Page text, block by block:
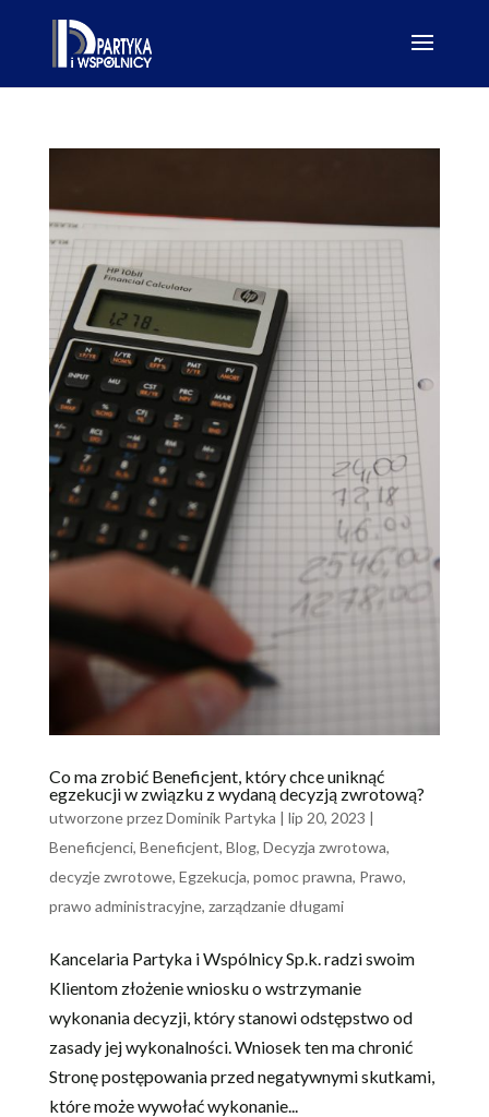
Co ma zrobić Beneficjent, który chce uniknąć
egzekucji w związku z wydaną decyzją zwrotową?
utworzone przezDominik Partyka | lip 20, 2023 |
Beneficjenci, Beneficjent, Blog, Decyzja zwrotowa,
decyzje zwrotowe, Egzekucja, pomoc prawna, Prawo,
prawo administracyjne, zarządzanie długami
Kancelaria Partyka i Wspólnicy Sp.k. radzi swoim
Klientom złożenie wniosku o wstrzymanie
wykonania decyzji, który stanowi odstępstwo od
zasady jej wykonalności. Wniosek ten ma chronić
Stronę postępowania przed negatywnymi skutkami,
które może wywołać wykonanie...